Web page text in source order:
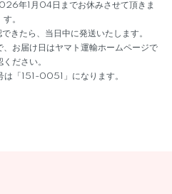
年1月04日までお休みさせて頂きま
す。
きたら、当日中に発送いたします。
お届け日はヤマト運輸ホームページで
ください。
「151-0051」になります。